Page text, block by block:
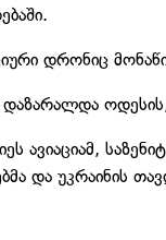
დრონიც
დაზარალდა
ავიაციამ,
და უკრაინის